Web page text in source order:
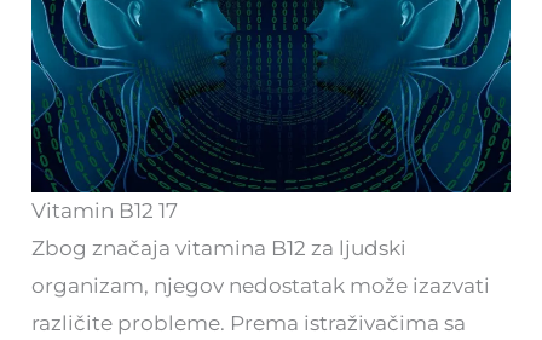
Vitamin B12 17
Zbog značaja vitamina B12 za ljudski
organizam, njegov nedostatak može izazvati
različite probleme. Prema istraživačima sa